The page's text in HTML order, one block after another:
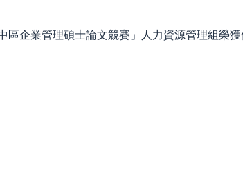
區企業管理碩士論文競賽」人力資源管理組榮